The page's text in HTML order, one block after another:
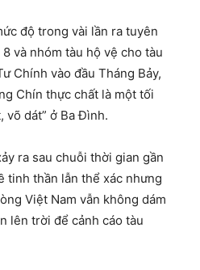
độ trong vài lần ra tuyên
và nhóm tàu hộ vệ cho tàu
Chính vào đầu Tháng Bảy,
Chín thực chất là một tối
võ dát” ở Ba Đình.
ra sau chuỗi thời gian gần
tinh thần lẫn thể xác nhưng
Việt Nam vẫn không dám
lên trời để cảnh cáo tàu